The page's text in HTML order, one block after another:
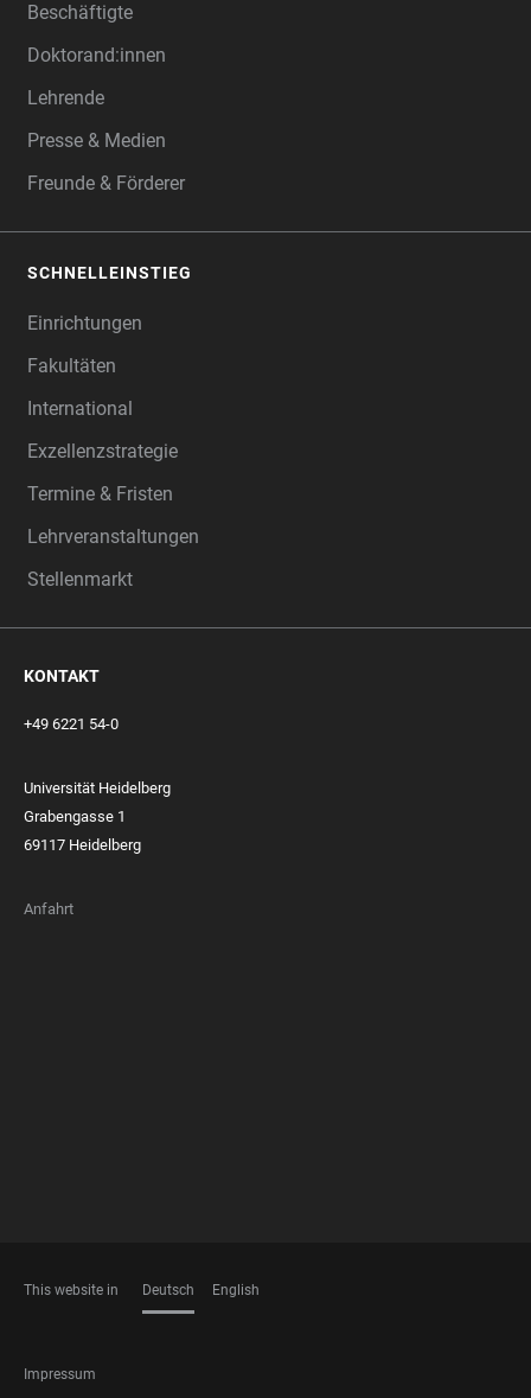
Beschäftigte
Doktorand:innen
Lehrende
Presse & Medien
Freunde & Förderer
SCHNELLEINSTIEG
Einrichtungen
Fakultäten
International
Exzellenzstrategie
Termine & Fristen
Lehrveranstaltungen
Stellenmarkt
KONTAKT
+49 6221 54-0
Universität Heidelberg
Grabengasse 1
69117 Heidelberg
Anfahrt
This website in Deutsch English
FOOTER
Impressum